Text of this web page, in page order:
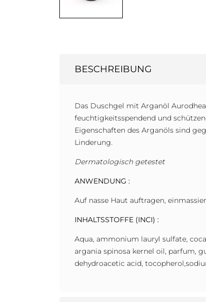
BESCHREIBUNG
Das Duschgel mit Arganöl
feuchtigkeitsspendend und
Eigenschaften des Arganöls sind
Linderung.
Dermatologisch getestet
ANWENDUNG :
Auf nasse Haut auftragen,
INHALTSSTOFFE (INCI) :
Aqua, ammonium lauryl sulfate,
argania spinosa kernel oil, parfum,
dehydroacetic acid,